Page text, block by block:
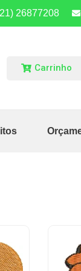
26877208
Carrinho